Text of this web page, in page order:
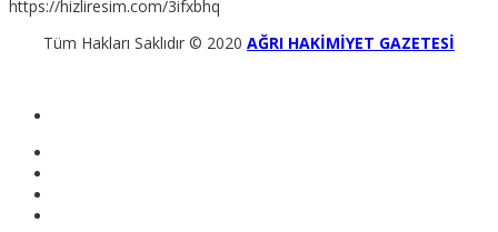
https://hizliresim.com/3ifxbhq
Tüm Hakları Saklıdır © 2020 AĞRI HAKİMİYET GAZETESİ